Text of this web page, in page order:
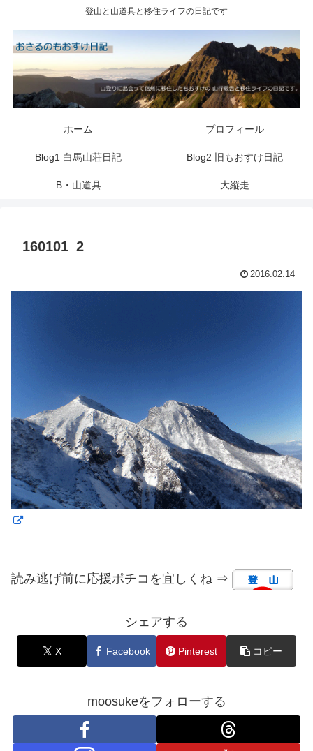
登山と山道具と移住ライフの日記です
ホーム プロフィール
Blog1 白馬山荘日記 Blog2 旧もおすけ日記
B・山道具 大縦走
160101_2
2016.02.14
読み逃げ前に応援ポチコを宜しくね ⇒
シェアする
X Facebook Pinterest コピー
moosukeをフォローする